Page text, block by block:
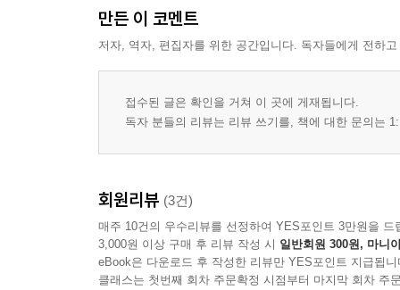
만든 이 코멘트
저자, 역자, 편집자를 위한 공간입니다. 독자들에게 전하
접수된 글은 확인을 거쳐 이 곳에 게재됩니다.
독자 분들의 리뷰는 리뷰 쓰기를, 책에 대한 문의는
회원리뷰 (3건)
매주 10건의 우수리뷰를 선정하여 YES포인트 3만원을 드
3,000원 이상 구매 후 리뷰 작성 시 일반회원 300원, 마니
eBook은 다운로드 후 작성한 리뷰만 YES포인트 지급됩니
클래스는 첫번째 회차 주문확정 시점부터 마지막 회차 주